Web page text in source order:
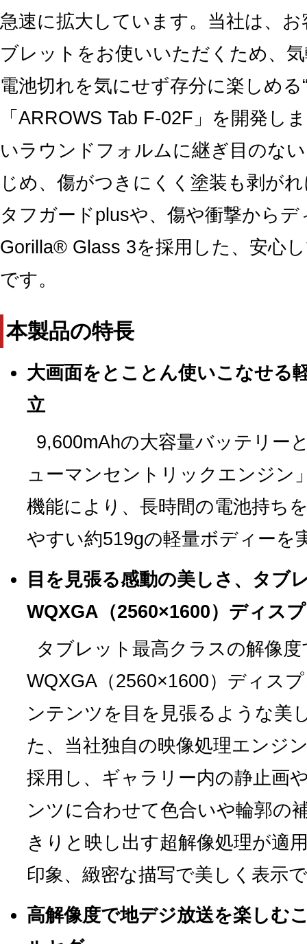
急速に拡大しています。当社は、
ブレットをお使いいただくため、
電池切れを気にせず存分に楽しめる
「ARROWS Tab F-02F」を開発し
いラウンドフォルムに継ぎ目のな
じめ、傷がつきにくく塗装も剥が
タフガードplusや、傷や衝撃から
Gorilla® Glass 3を採用した、安心
です。
本製品の特長
大画面をとことん使いこなせる
立
9,600mAhの大容量バッテリー
ューマンセントリックエンジン
機能により、長時間の電池持ち
やすい約519gの軽量ボディーを
目を見張る感動の美しさ、タブ
WQXGA（2560×1600）ディス
タブレット最高クラスの解像
WQXGA（2560×1600）ディス
ンテンツを目を見張るような美
た、当社独自の映像処理エンジ
採用し、ギャラリー内の静止画
ンツに合わせて色合いや輪郭の
きりと映し出す超解像処理が適
印象、緻密な描写で美しく表示
高解像度で地デジ放送を楽しむ